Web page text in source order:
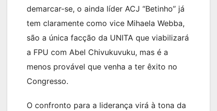
demarcar-se, o ainda líder ACJ “Betinho” já
tem claramente como vice Mihaela Webba,
são a única facção da UNITA que viabilizará
a FPU com Abel Chivukuvuku, mas é a
menos provável que venha a ter êxito no
Congresso.
O confronto para a liderança virá à tona da